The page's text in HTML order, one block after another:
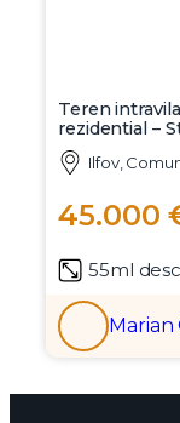
Teren
rezidential –
Ilfov,
45.000
55ml